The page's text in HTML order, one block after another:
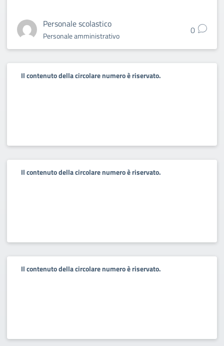
Personale scolastico
Personale amministrativo 0
Il contenuto della circolare numero è riservato.
Il contenuto della circolare numero è riservato.
Il contenuto della circolare numero è riservato.